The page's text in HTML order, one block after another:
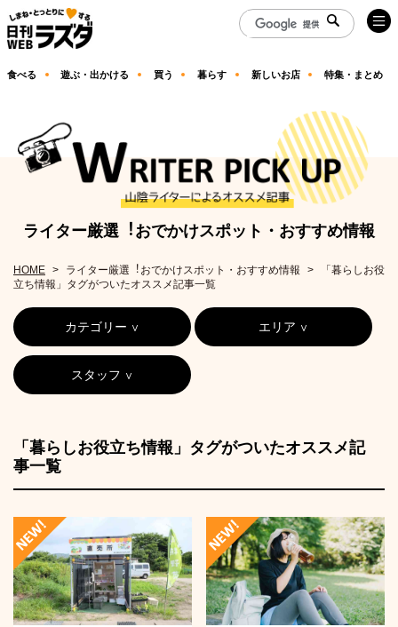
食べる 遊ぶ・出かける 買う 暮らす 新しいお店 特集・まとめ
ライター厳選︕おでかけスポット・おすすめ情報
HOME ライター厳選︕おでかけスポット・おすすめ情報
「暮らしお役
立ち情報」タグがついたオススメ記事一覧
カテゴリー エリア
スタッフ
「暮らしお役立ち情報」タグがついたオススメ記
事一覧